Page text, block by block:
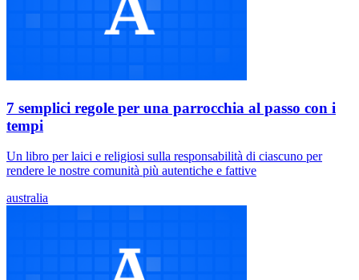
7 semplici regole per una parrocchia al passo con i
tempi
Un libro per laici e religiosi sulla responsabilità di ciascuno per
rendere le nostre comunità più autentiche e fattive
australia